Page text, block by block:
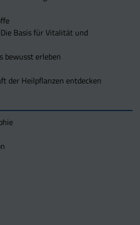
Basis für Vitalität und
bewusst erleben
der Heilpflanzen entdecken